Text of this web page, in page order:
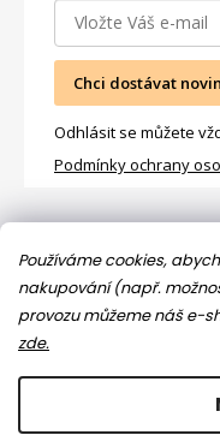
Používáme cookies,
nakupování (např.
provozu můžeme náš e-
zde.
Chci dostávat
Odhlásit se můžete
Podmínky ochrany
Facebook